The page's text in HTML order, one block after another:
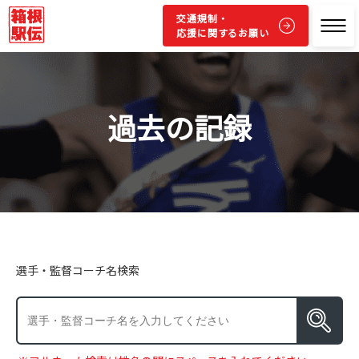
交通規制・
応援に関するお願い
過去の記録
選手・監督コーチ名検索